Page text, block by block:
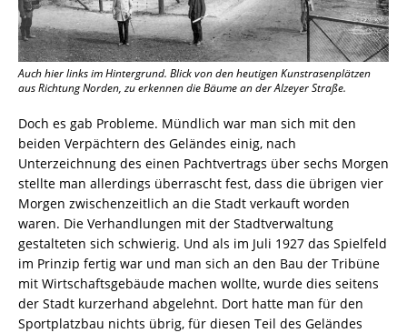
Auch hier links im Hintergrund. Blick von den heutigen Kunstrasenplätzen
aus Richtung Norden, zu erkennen die Bäume an der Alzeyer Straße.
Doch es gab Probleme. Mündlich war man sich mit den
beiden Verpächtern des Geländes einig, nach
Unterzeichnung des einen Pachtvertrags über sechs Morgen
stellte man allerdings überrascht fest, dass die übrigen vier
Morgen zwischenzeitlich an die Stadt verkauft worden
waren. Die Verhandlungen mit der Stadtverwaltung
gestalteten sich schwierig. Und als im Juli 1927 das Spielfeld
im Prinzip fertig war und man sich an den Bau der Tribüne
mit Wirtschaftsgebäude machen wollte, wurde dies seitens
der Stadt kurzerhand abgelehnt. Dort hatte man für den
Sportplatzbau nichts übrig, für diesen Teil des Geländes